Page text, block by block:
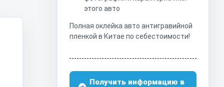
этого авто
Полная оклейка авто антигравийной
пленкой в Китае по себестоимости!
Получить информацию в